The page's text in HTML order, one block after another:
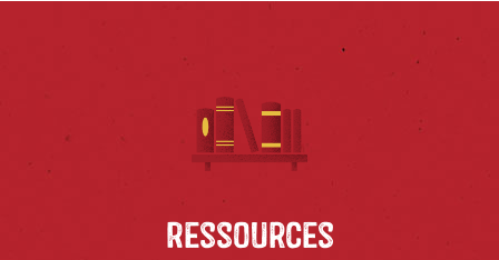
Ressources